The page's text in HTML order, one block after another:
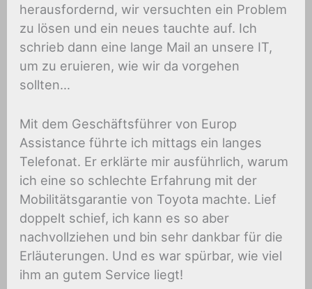
herausfordernd, wir versuchten ein Problem
zu lösen und ein neues tauchte auf. Ich
schrieb dann eine lange Mail an unsere IT,
um zu eruieren, wie wir da vorgehen
sollten…
Mit dem Geschäftsführer von Europ
Assistance führte ich mittags ein langes
Telefonat. Er erklärte mir ausführlich, warum
ich eine so schlechte Erfahrung mit der
Mobilitätsgarantie von Toyota machte. Lief
doppelt schief, ich kann es so aber
nachvollziehen und bin sehr dankbar für die
Erläuterungen. Und es war spürbar, wie viel
ihm an gutem Service liegt!